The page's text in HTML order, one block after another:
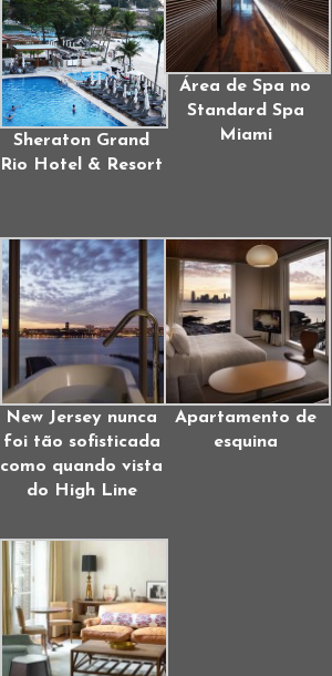
Sheraton Grand
Rio Hotel & Resort
Área de Spa no
Standard Spa
Miami
New Jersey nunca
foi tão sofisticada
como quando vista
do High Line
Apartamento de
esquina